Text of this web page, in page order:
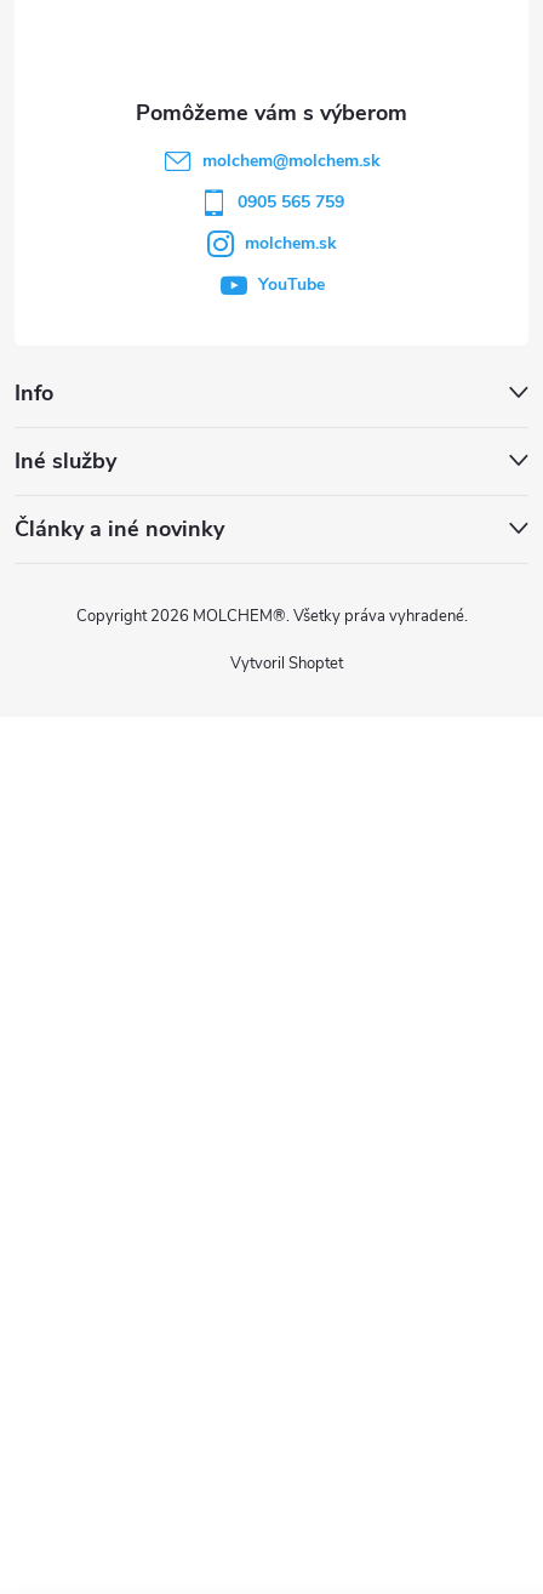
Info
Iné služby
Články a iné novinky
molchem@molchem.sk
0905 565 759
molchem.sk
YouTube
Vytvoril Shoptet
Copyright 2026 MOLCHEM®. Všetky práva vyhradené.